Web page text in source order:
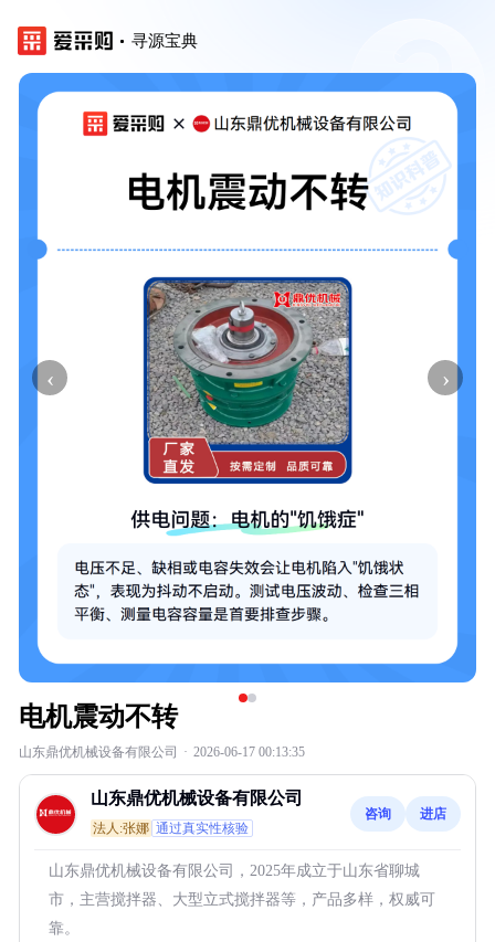
寻源宝典
‹ ›
电机震动不转
山东鼎优机械设备有限公司 · 2026-06-17 00:13:35
山东鼎优机械设备有限公司
法人:张娜 通过真实性核验
咨询 进店
山东鼎优机械设备有限公司，2025年成立于山东省聊城
市，主营搅拌器、大型立式搅拌器等，产品多样，权威可
靠。